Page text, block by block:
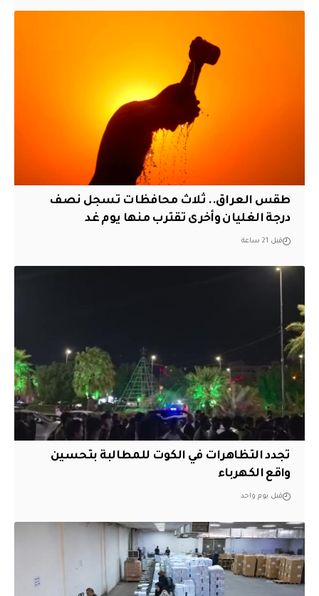
طقس العراق.. ثلاث محافظات تسجل نصف
درجة الغليان وأخرى تقترب منها يوم غد
قبل 21 ساعة
تجدد التظاهرات في الكوت للمطالبة بتحسين
واقع الكهرباء
قبل يوم واحد